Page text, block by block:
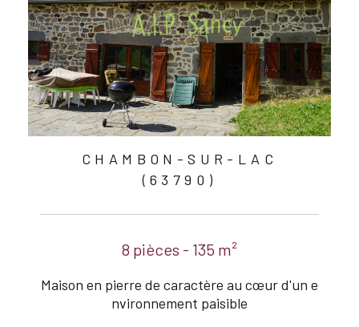
CHAMBON-SUR-LAC
(63790)
8 pièces - 135 m²
Maison en pierre de caractère au cœur d'un e
nvironnement paisible